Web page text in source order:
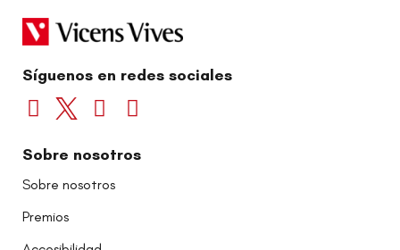
Síguenos en redes sociales
Sobre nosotros
Sobre nosotros
Premios